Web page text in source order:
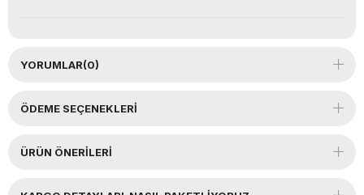
YORUMLAR(0)
ÖDEME SEÇENEKLERI
ÜRÜN ÖNERILERI